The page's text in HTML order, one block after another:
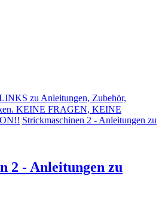
zu Anleitungen, Zubehör,
KEINE FRAGEN, KEINE
Strickmaschinen 2 - Anleitungen zu
2 - Anleitungen zu